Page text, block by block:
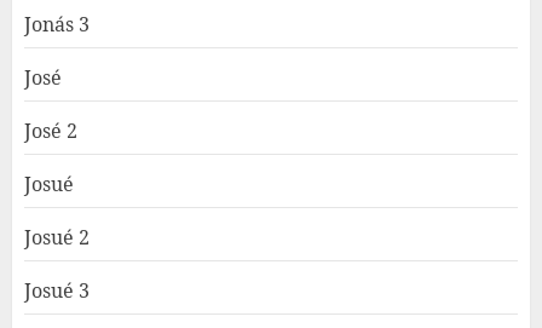
Jonás 3
José
José 2
Josué
Josué 2
Josué 3